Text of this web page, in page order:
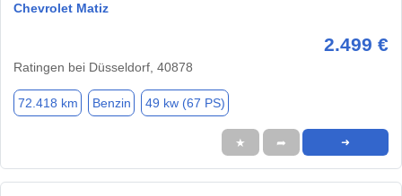
Chevrolet Matiz
2.499 €
Ratingen bei Düsseldorf, 40878
72.418 km Benzin 49 kw (67 PS)
★ ➦ ➜